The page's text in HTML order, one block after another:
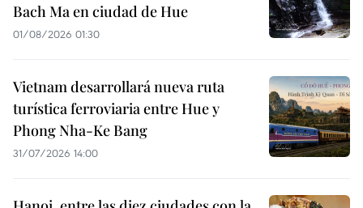
Bach Ma en ciudad de Hue
01/08/2026 01:30
Vietnam desarrollará nueva ruta
turística ferroviaria entre Hue y
Phong Nha-Ke Bang
31/07/2026 14:00